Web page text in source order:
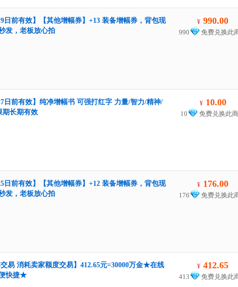
日前有效】【其他增幅券】+13 装备增幅券，背包现
发，老板放心拍
¥ 990.00
990 免费兑换此
日前有效】纯净增幅书 可强打红字 力量/智力/精神/
期长期有效
¥10.00
10 免费兑换此
日前有效】【其他增幅券】+12 装备增幅券，背包现
发，老板放心拍
¥ 176.00
176 免费兑换此
交易 消耗卖家额度交易】412.65元=30000万金★在线
快捷★
¥ 412.65
413 免费兑换此